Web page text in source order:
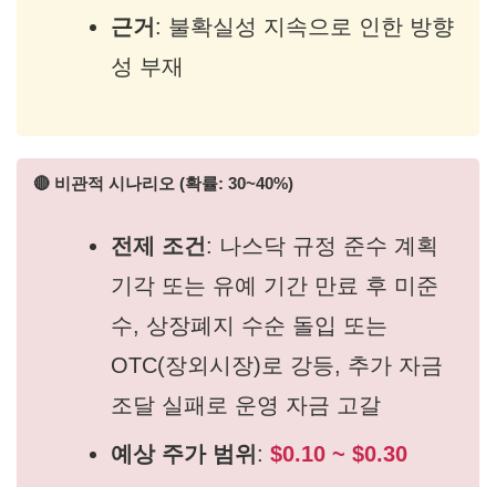
근거 : 불확실성 지속으로 인한 방향
성 부재
🔴 비관적 시나리오 (확률: 30~40%)
전제 조건: 나스닥 규정 준수 계획
기각 또는 유예 기간 만료 후 미준
수, 상장폐지 수순 돌입 또는
OTC(장외시장)로 강등, 추가 자금
조달 실패로 운영 자금 고갈
예상 주가 범위 : $0.10 ~ $0.30